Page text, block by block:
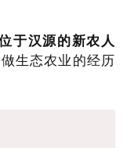
于汉源的新农人
生态农业的经历